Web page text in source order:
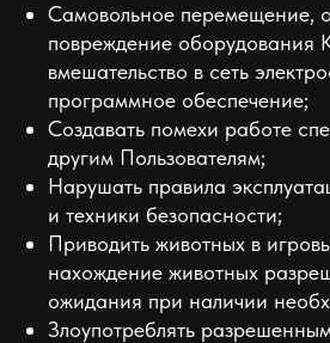
Самовольное перемещение,
повреждение оборудования
вмешательство в сеть
программное обеспечение;
Создавать помехи работе
другим Пользователям;
Нарушать правила
и техники безопасности;
Приводить животных в
нахождение животных
ожидания при наличии
Злоупотреблять